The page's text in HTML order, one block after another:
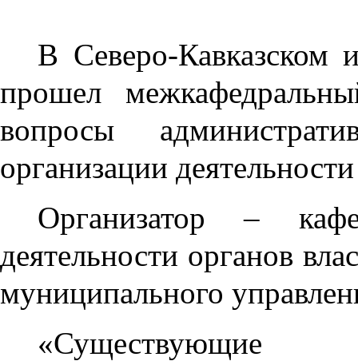
В Северо-Кавказском
прошел
вопросы
организации
Организатор –
деятельности органов
муниципального